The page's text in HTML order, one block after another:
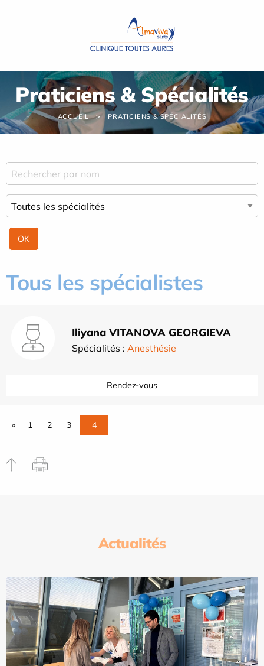
Praticiens & Spécialités
ACCUEIL PRATICIENS & SPÉCIALITÉS
Tous les spécialistes
Iliyana VITANOVA GEORGIEVA
Spécialités : Anesthésie
Rendez-vous
« 1 2 3 4
Actualités